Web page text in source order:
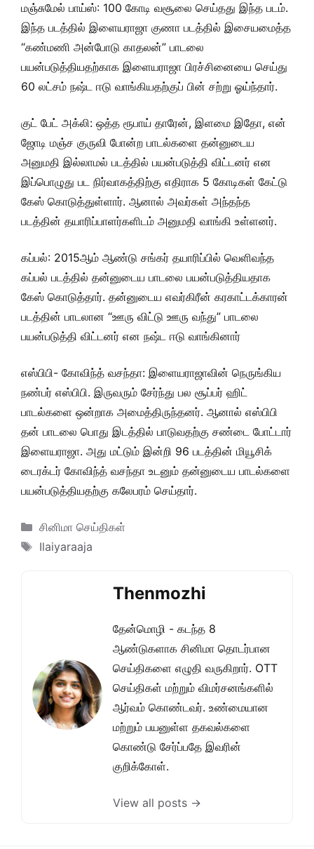
மஞ்சுமேல் பாய்ஸ்: 100 கோடி வசூலை செய்தது இந்த படம்.
இந்த படத்தில் இளையராஜா குணா படத்தில் இசையமைத்த
“கண்மணி அன்போடு காதலன்” பாடலை
பயன்படுத்தியதற்காக இளையராஜா பிரச்சினையை செய்து
60 லட்சம் நஷ்ட ஈடு வாங்கியதற்குப் பின் சற்று ஓய்ந்தார்.
குட் பேட் அக்லி: ஒத்த ரூபாய் தாரேன், இளமை இதோ, என்
ஜோடி மஞ்ச குருவி போன்ற பாடல்களை தன்னுடைய
அனுமதி இல்லாமல் படத்தில் பயன்படுத்தி விட்டனர் என
இப்பொழுது பட நிர்வாகத்திற்கு எதிராக 5 கோடிகள் கேட்டு
கேஸ் கொடுத்துள்ளார். ஆனால் அவர்கள் அந்தந்த
படத்தின் தயாரிப்பாளர்களிடம் அனுமதி வாங்கி உள்ளனர்.
கப்பல்: 2015ஆம் ஆண்டு சங்கர் தயாரிப்பில் வெளிவந்த
கப்பல் படத்தில் தன்னுடைய பாடலை பயன்படுத்தியதாக
கேஸ் கொடுத்தார். தன்னுடைய எவர்கிரீன் கரகாட்டக்காரன்
படத்தின் பாடலான “ஊரு விட்டு ஊரு வந்து” பாடலை
பயன்படுத்தி விட்டனர் என நஷ்ட ஈடு வாங்கினார்
எஸ்பிபி- கோவிந்த் வசந்தா: இளையராஜாவின் நெருங்கிய
நண்பர் எஸ்பிபி. இருவரும் சேர்ந்து பல சூப்பர் ஹிட்
பாடல்களை ஒன்றாக அமைத்திருந்தனர். ஆனால் எஸ்பிபி
தன் பாடலை பொது இடத்தில் பாடுவதற்கு சண்டை போட்டார்
இளையராஜா. அது மட்டும் இன்றி 96 படத்தின் மியூசிக்
டைரக்டர் கோவிந்த் வசந்தா உடனும் தன்னுடைய பாடல்களை
பயன்படுத்தியதற்கு கலேபரம் செய்தார்.
Categories
சினிமா செய்திகள்
Tags
Ilaiyaraaja
Thenmozhi
தேன்மொழி - கடந்த 8
ஆண்டுகளாக சினிமா தொடர்பான
செய்திகளை எழுதி வருகிறார். OTT
செய்திகள் மற்றும் விமர்சனங்களில்
ஆர்வம் கொண்டவர். உண்மையான
மற்றும் பயனுள்ள தகவல்களை
கொண்டு சேர்ப்பதே இவரின்
குறிக்கோள்.
View all posts →